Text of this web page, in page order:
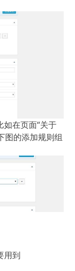
在页面“关于
图的添加规则组
用到